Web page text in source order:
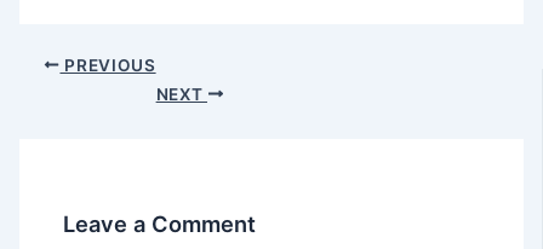
PREVIOUS
NEXT
Leave a Comment